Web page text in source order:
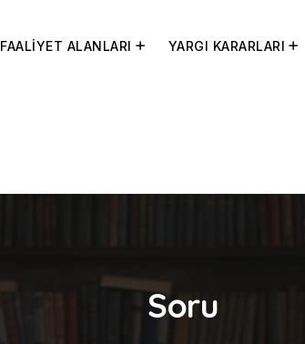
FAALİYET ALANLARI YARGI KARARLARI
Soru